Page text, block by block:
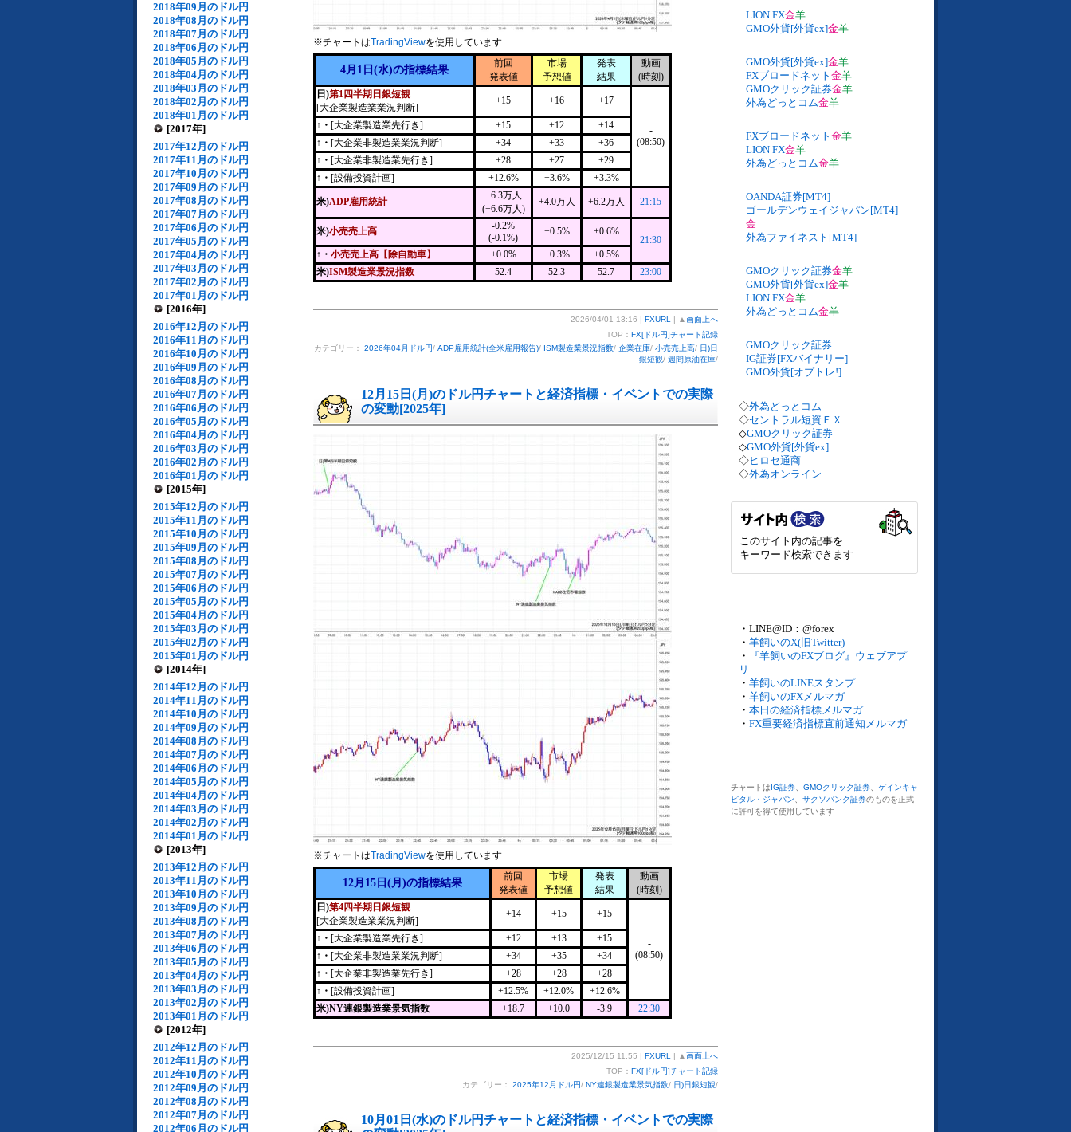
2018年09月のドル円
2018年08月のドル円
2018年07月のドル円
2018年06月のドル円
2018年05月のドル円
2018年04月のドル円
2018年03月のドル円
2018年02月のドル円
2018年01月のドル円
[2017年]
2017年12月のドル円
2017年11月のドル円
2017年10月のドル円
2017年09月のドル円
2017年08月のドル円
2017年07月のドル円
2017年06月のドル円
2017年05月のドル円
2017年04月のドル円
2017年03月のドル円
2017年02月のドル円
2017年01月のドル円
[2016年]
2016年12月のドル円
2016年11月のドル円
2016年10月のドル円
2016年09月のドル円
2016年08月のドル円
2016年07月のドル円
2016年06月のドル円
2016年05月のドル円
2016年04月のドル円
2016年03月のドル円
2016年02月のドル円
2016年01月のドル円
[2015年]
2015年12月のドル円
2015年11月のドル円
2015年10月のドル円
2015年09月のドル円
2015年08月のドル円
2015年07月のドル円
2015年06月のドル円
2015年05月のドル円
2015年04月のドル円
2015年03月のドル円
2015年02月のドル円
2015年01月のドル円
[2014年]
2014年12月のドル円
2014年11月のドル円
2014年10月のドル円
2014年09月のドル円
2014年08月のドル円
2014年07月のドル円
2014年06月のドル円
2014年05月のドル円
2014年04月のドル円
2014年03月のドル円
2014年02月のドル円
2014年01月のドル円
[2013年]
2013年12月のドル円
2013年11月のドル円
2013年10月のドル円
2013年09月のドル円
2013年08月のドル円
2013年07月のドル円
2013年06月のドル円
2013年05月のドル円
2013年04月のドル円
2013年03月のドル円
2013年02月のドル円
2013年01月のドル円
[2012年]
2012年12月のドル円
2012年11月のドル円
2012年10月のドル円
2012年09月のドル円
2012年08月のドル円
2012年07月のドル円
2012年06月のドル円
※チャートはTradingViewを使用しています
4月1日(水)の指標結果
前回
発表値
市場
予想値
発表
結果
動画
(時刻)
日)第1四半期日銀短観
[大企業製造業業況判断]
+15 +16 +17
-
(08:50)
↑・ [大企業製造業先行き] +15 +12
+14
↑・ [大企業非製造業業況判断] +34 +33
+36
↑・ [大企業非製造業先行き] +28 +27
+29
↑・ [設備投資計画] +12.6% +3.6% +3.3%
米)ADP雇用統計
+6.3万人
(+6.6万人)
+4.0万人 +6.2万人 21:15
米)小売売上高
-0.2%
(-0.1%)
+0.5% +0.6%
21:30
↑・ 小売売上高【除自動車】 ±0.0% +0.3%
+0.5%
米)ISM製造業景況指数 52.4 52.3 52.7 23:00
2026/04/01 13:16 | FXURL | ▲ 画面上へ
TOP： FX[ドル円]チャート記録
カテゴリー： 2026年04月ドル円/ ADP雇用統計(全米雇用報告)/ ISM製造業景況指数/ 企業在庫/ 小売売上高/ 日)日
銀短観/ 週間原油在庫/
12月15日(月)のドル円チャートと経済指標・イベントでの実際
の変動[2025年]
※チャートはTradingViewを使用しています
12月15日(月)の指標結果
前回
発表値
市場
予想値
発表
結果
動画
(時刻)
日)第4四半期日銀短観
[大企業製造業業況判断]
+14 +15 +15
-
(08:50)
↑・ [大企業製造業先行き] +12 +13
+15
↑・ [大企業非製造業業況判断] +34 +35
+34
↑・ [大企業非製造業先行き] +28 +28
+28
↑・ [設備投資計画] +12.5% +12.0%
+12.6%
米)NY連銀製造業景気指数
+18.7 +10.0 -3.9 22:30
2025/12/15 11:55 | FXURL | ▲ 画面上へ
TOP： FX[ドル円]チャート記録
カテゴリー： 2025年12月ドル円/ NY連銀製造業景気指数/ 日)日銀短観/
10月01日(水)のドル円チャートと経済指標・イベントでの実際
LION FX金羊
GMO外貨[外貨ex]金羊
GMO外貨[外貨ex]金羊
FXブロードネット 金羊
GMOクリック証券金羊
外為どっとコム金羊
FXブロードネット 金羊
LION FX金羊
外為どっとコム金羊
OANDA証券[MT4]
ゴールデンウェイジャパン[MT4]
金
外為ファイネスト[MT4]
GMOクリック証券金羊
GMO外貨[外貨ex]金羊
LION FX金羊
外為どっとコム金羊
GMOクリック証券
IG証券[FXバイナリー]
GMO外貨[オプトレ!]
◇外為どっとコム
◇セントラル短資ＦＸ
◇GMOクリック証券
◇GMO外貨[外貨ex]
◇ヒロセ通商
◇外為オンライン
このサイト内の記事を
キーワード検索できます
・LINE@ID：@forex
・ 羊飼いのX(旧Twitter)
・
『羊飼いのFXブログ』ウェブアプ
リ
・ 羊飼いのLINEスタンプ
・ 羊飼いのFXメルマガ
・ 本日の経済指標メルマガ
・ FX重要経済指標直前通知メルマガ
チャートはIG証券 GMOクリック証券
ゲインキャ
ピタル・ジャパン
サクソバンク証券のものを正式
に許可を得て使用しています